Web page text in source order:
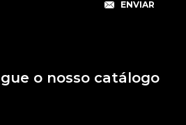
o nosso catálogo